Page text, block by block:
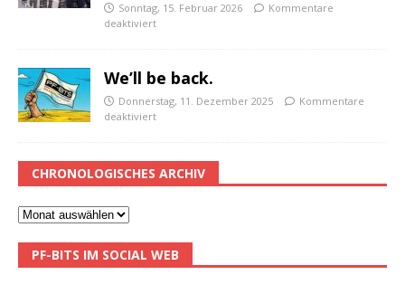
Sonntag, 15. Februar 2026
Kommentare
deaktiviert
We’ll be back.
Donnerstag, 11. Dezember 2025
Kommentare
deaktiviert
CHRONOLOGISCHES ARCHIV
PF-BITS IM SOCIAL WEB